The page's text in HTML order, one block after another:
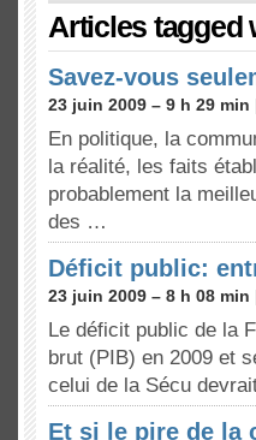
Articles tagged
Savez-vous
23 juin 2009 – 9 h 29 min
En politique, la
la réalité, les faits
probablement la
des …
Déficit public:
23 juin 2009 – 8 h 08 min
Le déficit public de la
brut (PIB) en 2009 et
celui de la Sécu
Et si le pire de la